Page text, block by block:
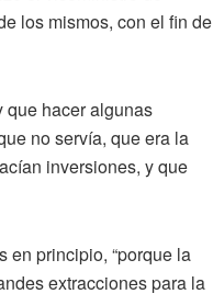
los mismos, con el fin de
que hacer algunas
no servía, que era la
inversiones, y que
en principio, “porque la
extracciones para la